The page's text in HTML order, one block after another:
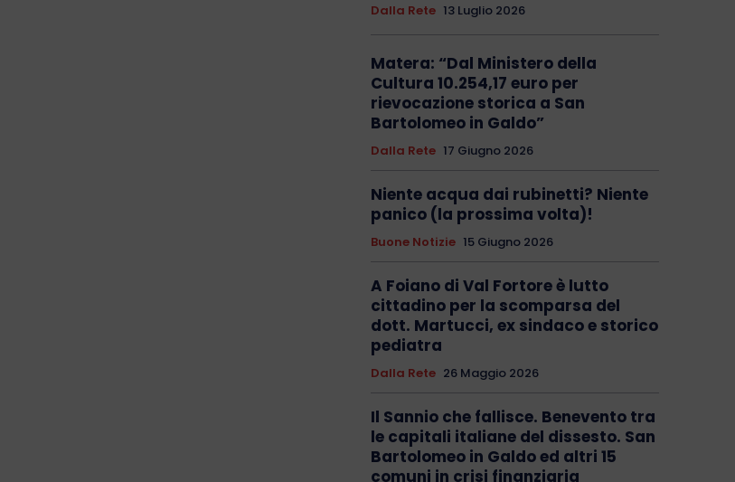
Dalla Rete 13 Luglio 2026
Matera: “Dal Ministero della
Cultura 10.254,17 euro per
rievocazione storica a San
Bartolomeo in Galdo”
Dalla Rete 17 Giugno 2026
Niente acqua dai rubinetti? Niente
panico (la prossima volta)!
Buone Notizie 15 Giugno 2026
A Foiano di Val Fortore è lutto
cittadino per la scomparsa del
dott. Martucci, ex sindaco e storico
pediatra
Dalla Rete 26 Maggio 2026
Il Sannio che fallisce. Benevento tra
le capitali italiane del dissesto. San
Bartolomeo in Galdo ed altri 15
comuni in crisi finanziaria